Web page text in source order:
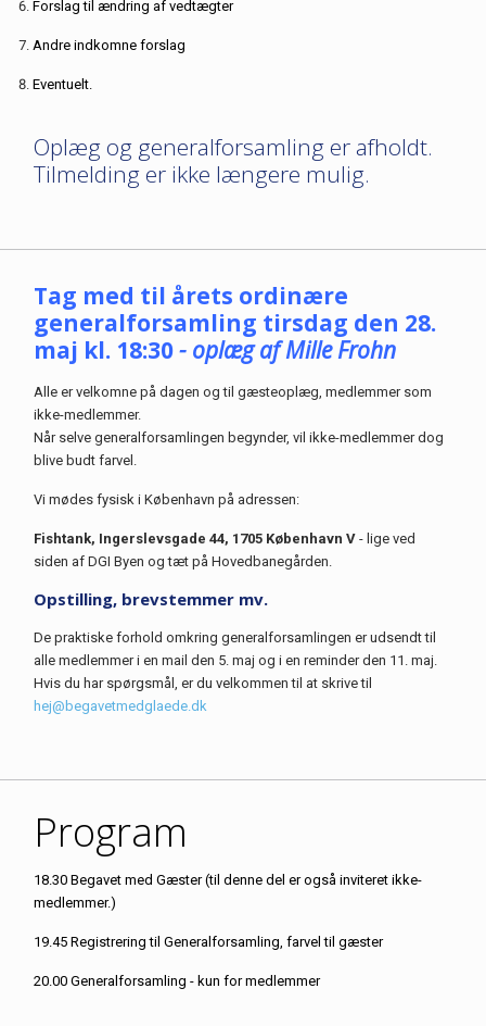
Forslag til ændring af vedtægter
Andre indkomne forslag
Eventuelt.
Oplæg og generalforsamling er afholdt.
Tilmelding er ikke længere mulig.
Tag med til årets ordinære
generalforsamling tirsdag den 28.
maj kl. 18:30- oplæg af Mille Frohn
Alle er velkomne på dagen og til gæsteoplæg, medlemmer som
ikke-medlemmer.
Når selve generalforsamlingen begynder, vil ikke-medlemmer dog
blive budt farvel.
Vi mødes fysisk i København på adressen:
Fishtank, Ingerslevsgade 44, 1705 København V - lige ved
siden af DGI Byen og tæt på Hovedbanegården.
Opstilling, brevstemmer mv.
De praktiske forhold omkring generalforsamlingen er udsendt til
alle medlemmer i en mail den 5. maj og i en reminder den 11. maj.
Hvis du har spørgsmål, er du velkommen til at skrive til
hej@begavetmedglaede.dk
Program
18.30 Begavet med Gæster (til denne del er også inviteret ikke-
medlemmer.)
19.45 Registrering til Generalforsamling, farvel til gæster
20.00 Generalforsamling - kun for medlemmer